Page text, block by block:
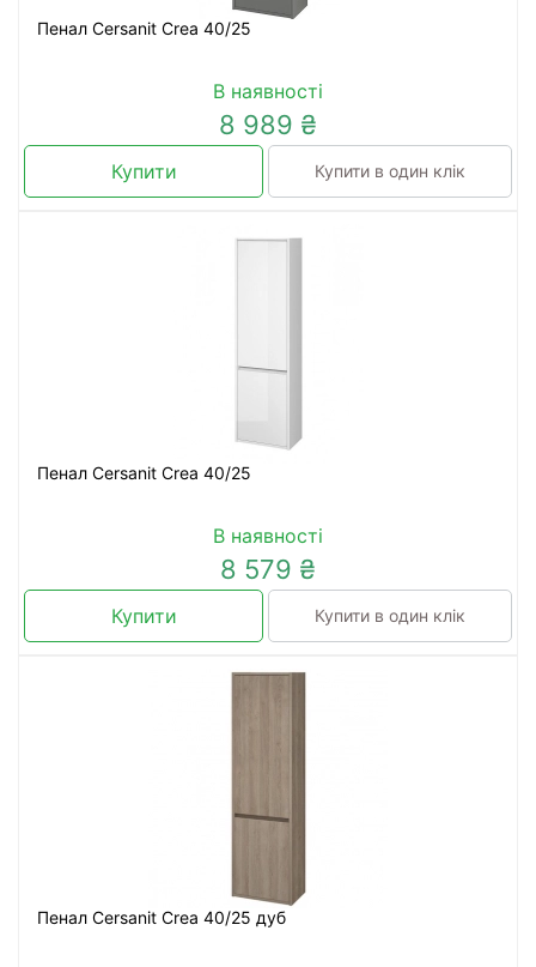
Пенал Cersanit Crea 40/25
В наявності
8 989 ₴
Купити Купити в один клік
Пенал Cersanit Crea 40/25
В наявності
8 579 ₴
Купити Купити в один клік
Пенал Cersanit Crea 40/25 дуб